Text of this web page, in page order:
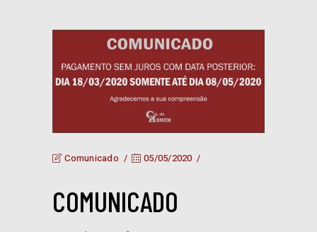
Comunicado
05/05/2020
COMUNICADO